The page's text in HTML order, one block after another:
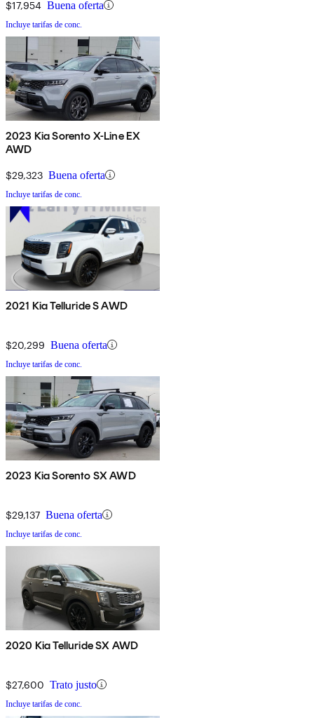
$17,954 Buena oferta
Incluye tarifas de conc.
2023 Kia Sorento X-Line EX
AWD
$29,323 Buena oferta
Incluye tarifas de conc.
2021 Kia Telluride S AWD
$20,299 Buena oferta
Incluye tarifas de conc.
2023 Kia Sorento SX AWD
$29,137 Buena oferta
Incluye tarifas de conc.
2020 Kia Telluride SX AWD
$27,600 Trato justo
Incluye tarifas de conc.